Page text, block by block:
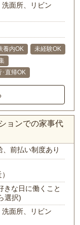
面所、リビン
養内OK
未経験OK
･直帰OK
ョンでの家事代
、前払い制度あり
きな日に働くこと
選択)
面所、リビン